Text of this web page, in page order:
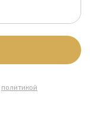
политикой